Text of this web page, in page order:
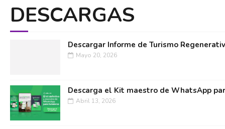
DESCARGAS
Descargar Informe de Turismo
Mayo 20, 2026
Descarga el Kit maestro de WhatsApp
Abril 13, 2026